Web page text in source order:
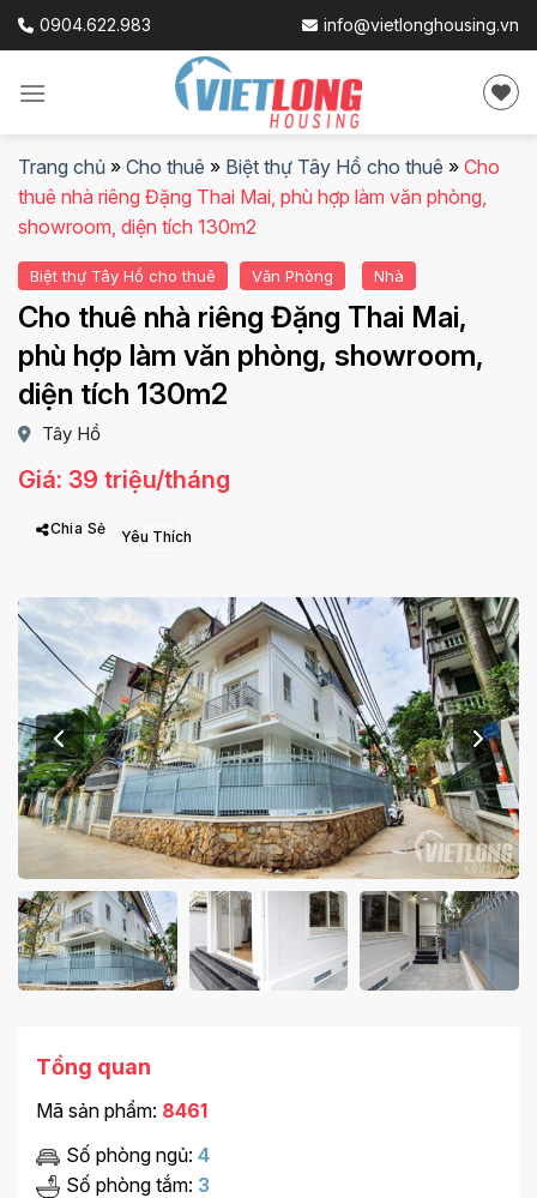
Skip
0904.622.983 info@vietlonghousing.vn
Trang chủ » Cho thuê » Biệt thự Tây Hồ cho thuê » Cho
thuê nhà riêng Đặng Thai Mai, phù hợp làm văn phòng,
showroom, diện tích 130m2
Biệt thự Tây Hồ cho thuê Văn Phòng Nhà
Cho thuê nhà riêng Đặng Thai Mai,
phù hợp làm văn phòng, showroom,
diện tích 130m2
Tây Hồ
Giá: 39 triệu/tháng
Chia Sẻ
Tổng quan
Mã sản phẩm: 8461
Số phòng ngủ: 4
Số phòng tắm: 3